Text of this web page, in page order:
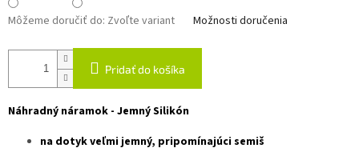
Môžeme doručiť do: Zvoľte variant Možnosti doručenia
Pridať do košíka
Náhradný náramok - Jemný Silikón
na dotyk veľmi jemný, pripomínajúci semiš